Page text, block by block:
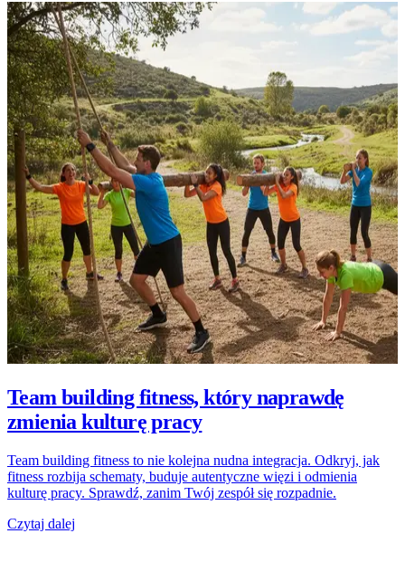
Team building fitness, który naprawdę
zmienia kulturę pracy
Team building fitness to nie kolejna nudna integracja. Odkryj, jak
fitness rozbija schematy, buduje autentyczne więzi i odmienia
kulturę pracy. Sprawdź, zanim Twój zespół się rozpadnie.
Czytaj dalej